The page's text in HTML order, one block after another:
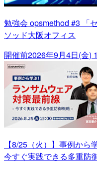
勉強会 opsmethod #3 「
ソッド大阪オフィス
開催前2026年9月4日(金)
【8/25（火）】事例か
今すぐ実践できる多重防